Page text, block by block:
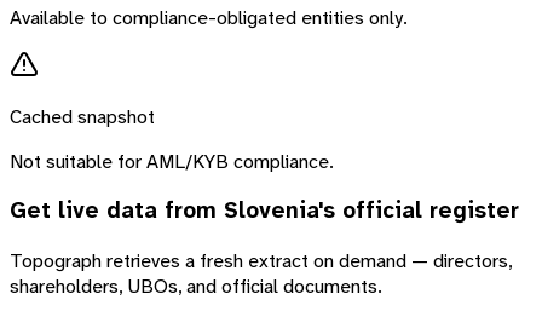
Available to compliance-obligated entities only.
Cached snapshot
Not suitable for AML/KYB compliance.
Get live data from Slovenia's official register
Topograph retrieves a fresh extract on demand — directors,
shareholders, UBOs, and official documents.